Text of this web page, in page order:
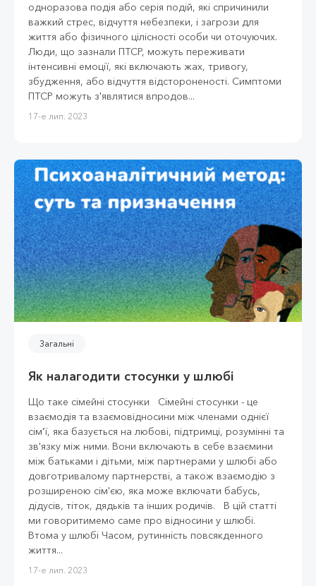
одноразова подія або серія подій, які спричинили
важкий стрес, відчуття небезпеки, і загрози для
життя або фізичного цілісності особи чи оточуючих.
Люди, що зазнали ПТСР, можуть переживати
інтенсивні емоції, які включають жах, тривогу,
збудження, або відчуття відстороненості. Симптоми
ПТСР можуть з'являтися впродов...
17-е лип. 2023
Загальні
Як налагодити стосунки у шлюбі
Що таке сімейні стосунки Сімейні стосунки - це
взаємодія та взаємовідносини між членами однієї
сім'ї, яка базується на любові, підтримці, розумінні та
зв'язку між ними. Вони включають в себе взаємини
між батьками і дітьми, між партнерами у шлюбі або
довготривалому партнерстві, а також взаємодію з
розширеною сім'єю, яка може включати бабусь,
дідусів, тіток, дядьків та інших родичів. В цій статті
ми говоритимемо саме про відносини у шлюбі.
Втома у шлюбі Часом, рутинність повсякденного
життя...
17-е лип. 2023